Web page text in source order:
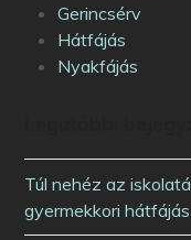
Gerincsérv
Hátfájás
Nyakfájás
Túl nehéz az
gyermekkori hátfájás